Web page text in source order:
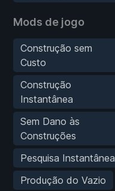
Mods de jogo
Construção sem
Custo
Construção
Instantânea
Sem Dano às
Construções
Pesquisa Instantânea
Produção do Vazio